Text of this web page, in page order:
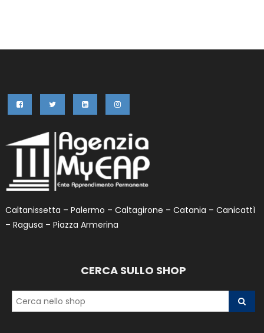
Caltanissetta – Palermo – Caltagirone – Catania – Canicattì
– Ragusa – Piazza Armerina
CERCA SULLO SHOP